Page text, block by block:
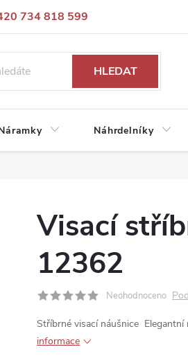
734 818 599
osobních údajů
HLEDAT
Náhrdelníky
Visací
12362
Neohodnoceno
Stříbrné visací náušnice
informace